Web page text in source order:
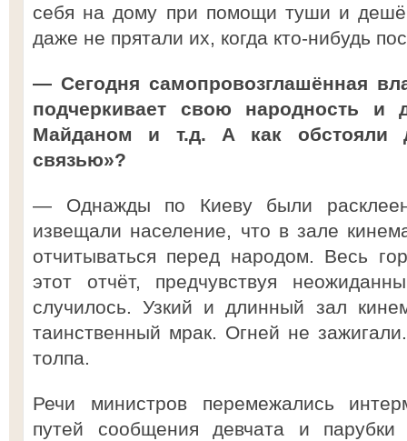
себя на дому при помощи туши и
даже не прятали их, когда кто-нибудь
— Сегодня самопровозглашённая
подчеркивает свою народность и
Майданом и т.д. А как обстояли
связью»?
— Однажды по Киеву были
извещали население, что в зале
отчитываться перед народом. Весь
этот отчёт, предчувствуя
случилось. Узкий и длинный зал
таинственный мрак. Огней не
толпа.
Речи министров перемежались
путей сообщения девчата и парубки